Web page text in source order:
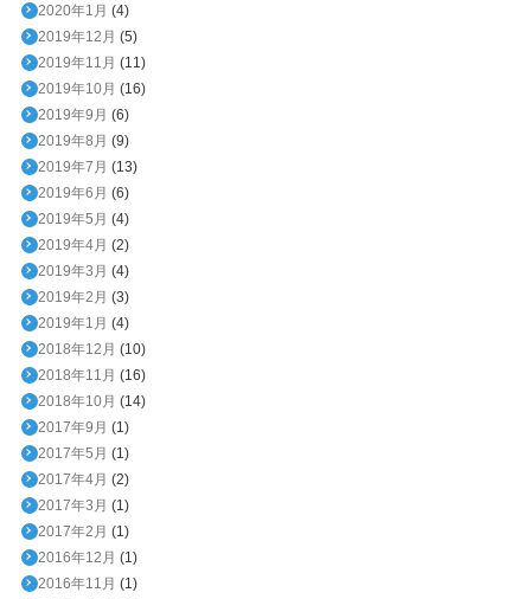
2020年1月 (4)
2019年12月 (5)
2019年11月 (11)
2019年10月 (16)
2019年9月 (6)
2019年8月 (9)
2019年7月 (13)
2019年6月 (6)
2019年5月 (4)
2019年4月 (2)
2019年3月 (4)
2019年2月 (3)
2019年1月 (4)
2018年12月 (10)
2018年11月 (16)
2018年10月 (14)
2017年9月 (1)
2017年5月 (1)
2017年4月 (2)
2017年3月 (1)
2017年2月 (1)
2016年12月 (1)
2016年11月 (1)